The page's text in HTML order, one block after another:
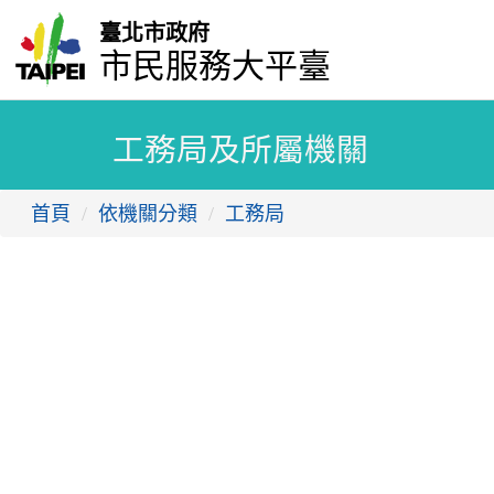
臺北市政府
市民服務大平臺
工務局及所屬機關
首頁 依機關分類 工務局